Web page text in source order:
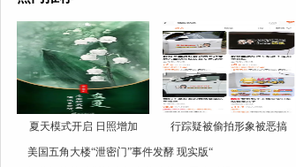
夏天模式开启 日照增加 行踪疑被偷拍形象被恶搞
美国五角大楼“泄密门”事件发酵 现实版“